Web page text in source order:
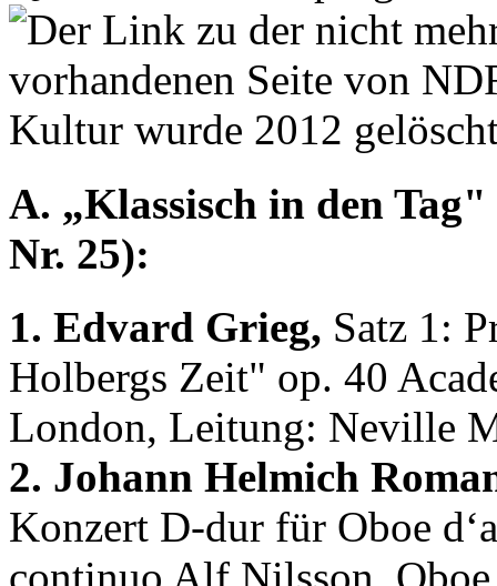
A. „Klassisch in den
Nr. 25):
1. Edvard Grieg, Satz 1:
Holbergs Zeit" op. 40
London, Leitung: Neville
2. Johann Helmich
Konzert D-dur für Oboe
continuo Alf Nilsson,